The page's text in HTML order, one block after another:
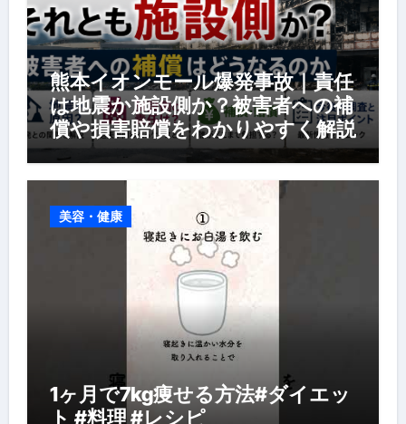
熊本イオンモール爆発事故｜責任
は地震か施設側か？被害者への補
償や損害賠償をわかりやすく解説
美容・健康
1ヶ月で7kg痩せる方法#ダイエッ
ト #料理 #レシピ